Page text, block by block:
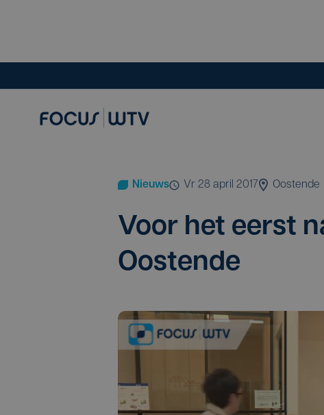
Nieuws vr 28 april 2017 Oostende
Voor het eerst
Oostende